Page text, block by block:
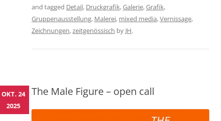
and tagged Detail, Druckgrafik,Galerie,Grafik,
Gruppenausstellung, Malerei, mixed media,Vernissage,
Zeichnungen,zeitgenössisch by JH.
The Male Figure – open call
OKT. 24
2025